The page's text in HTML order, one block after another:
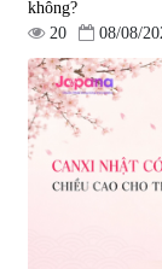
không?
20
08/08/